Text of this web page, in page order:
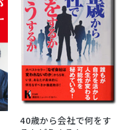
40歳から会社で何をす